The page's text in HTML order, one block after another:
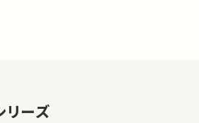
リーズ